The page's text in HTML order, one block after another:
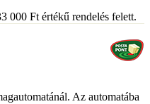
000 Ft értékű rendelés felett.
Az automatába